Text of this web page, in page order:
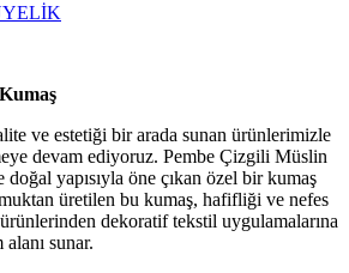
ve estetiği bir arada sunan ürünlerimizle
devam ediyoruz. Pembe Çizgili Müslin
doğal yapısıyla öne çıkan özel bir kumaş
üretilen bu kumaş, hafifliği ve nefes
dekoratif tekstil uygulamalarına
sunar.